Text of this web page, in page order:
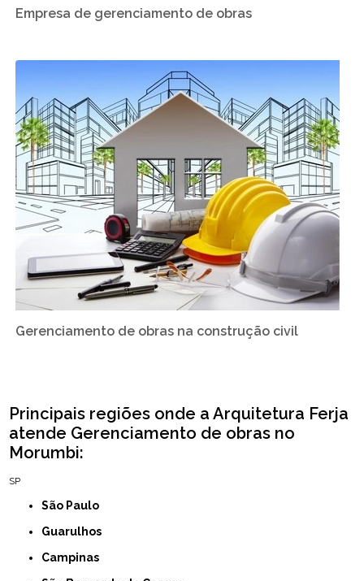
Empresa de gerenciamento de obras
Gerenciamento de obras na construção civil
Principais regiões onde a Arquitetura Ferja
atende Gerenciamento de obras no
Morumbi:
SP
São Paulo
Guarulhos
Campinas